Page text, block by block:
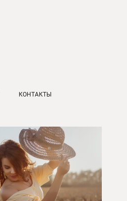
КОНТАКТЫ